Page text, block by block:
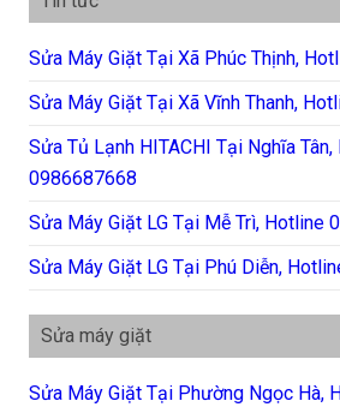
Sửa Máy Giặt Tại Xã Phúc Thịnh,
Sửa Máy Giặt Tại Xã Vĩnh Thanh,
Sửa Tủ Lạnh HITACHI Tại Nghĩa
0986687668
Sửa Máy Giặt LG Tại Mễ Trì, Hotline
Sửa Máy Giặt LG Tại Phú Diễn,
Sửa máy giặt
Sửa Máy Giặt Tại Phường Ngọc Hà,